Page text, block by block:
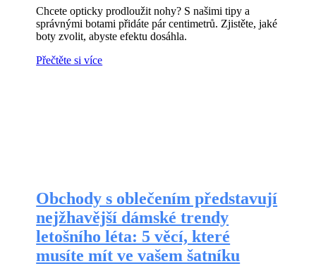
Chcete opticky prodloužit nohy? S našimi tipy a
správnými botami přidáte pár centimetrů. Zjistěte, jaké
boty zvolit, abyste efektu dosáhla.
Přečtěte si více
Obchody s oblečením představují
nejžhavější dámské trendy
letošního léta: 5 věcí, které
musíte mít ve vašem šatníku